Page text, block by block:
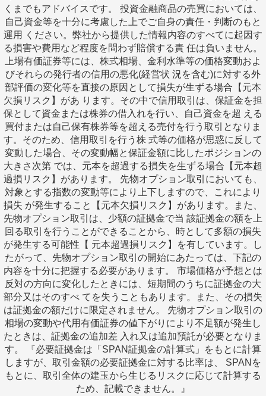
くまでもアドバイスです。 投資金融商品の売買においては、
自己資金等を十分に考慮した上でご自身の責任・判断のもと
運用 ください。弊社から提供した情報内容のすべてに起因す
る損害や費用など程度を問わず賠償する責 任は負いません。
上場有価証券等には、株式相場、金利水準等の価格変動およ
びそれらの発行者の信用の悪化(経営状 況を含む)に対する外
部評価の変化等を直接の原因として損失が生ずる場合【元本
欠損リスク】があ ります。その中で信用取引は、保証金を担
保として資金または株券の借入れを行い、自己資金を超 える
買付または自己保有株券等を超える売付を行う取引となりま
す。そのため、信用取引を行う株 式等の価格が思惑に反して
変動した場合、その変動幅と保証金額に比したポジションの
大きさ次第 では、元本を超過する損失を生ずる場合【元本超
過損リスク】があります。 先物オプション取引においても、
対象とする指数の変動等により上下しますので、これにより
損失 が発生すること【元本欠損リスク】があります。また、
先物オプション取引は、少額の証拠金で当 該証拠金の額を上
回る取引を行うことができることから、時として多額の損失
が発生する可能性【 元本超過損リスク】を有しています。し
たがって、先物オプション取引の開始にあたっては、下記の
内容を十分に把握する必要があります。 市場価格が予想とは
反対の方向に変化したときには、短期間のうちに証拠金の大
部分又はそのすべ てを失うこともあります。また、その損失
は証拠金の額だけに限定されません。 先物オプション取引の
相場の変動や代用有価証券の値下がりにより不足額が発生し
たときは、証拠金の追加差 入れ又は追加預託が必要となりま
す。 『必要証拠金は「SPAN証拠金の計算式」をもとに計算
しますが、取引金額の必要証拠金に対する比率は、 SPANを
もとに、取引全体の建玉から生じるリスクに応じて計算する
ため、記載できません。』